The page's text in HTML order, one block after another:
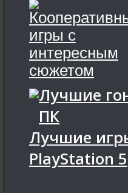
Лучшие
ПК
Лучшие
PlayStation 5